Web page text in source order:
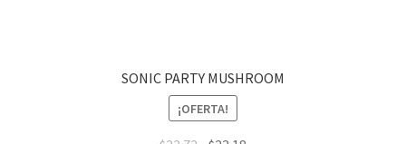
SONIC PARTY MUSHROOM
¡OFERTA!